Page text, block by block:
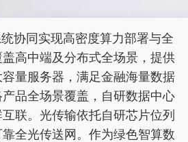
协同实现高密度算力部署与全
高中端及分布式全场景，提供
量服务器，满足金融海量数据
品全场景覆盖，自研数据中心
联。光传输依托自研芯片位列
全光传送网。作为绿色智算数